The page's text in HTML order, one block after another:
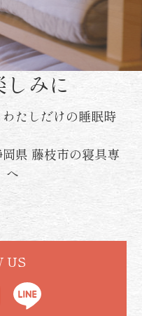
みに
たしだけの睡眠時
県 藤枝市の寝具専
へ
US